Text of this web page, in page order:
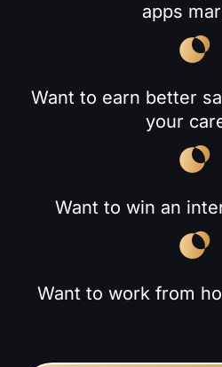
apps
Want to earn better
your
Want to win an
Want to work from